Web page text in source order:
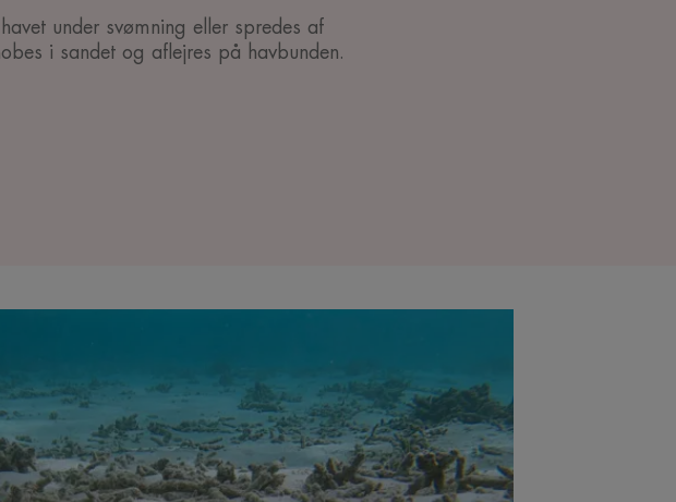
under svømning eller spredes af
i sandet og aflejres på havbunden.